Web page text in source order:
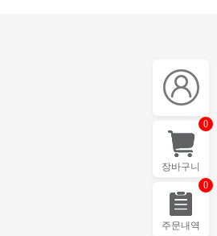
장바구니
0
주문내역
0